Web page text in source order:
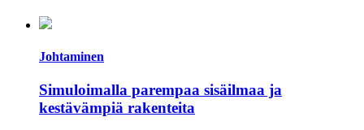
Johtaminen
Simuloimalla parempaa sisäilmaa ja
kestävämpiä rakenteita